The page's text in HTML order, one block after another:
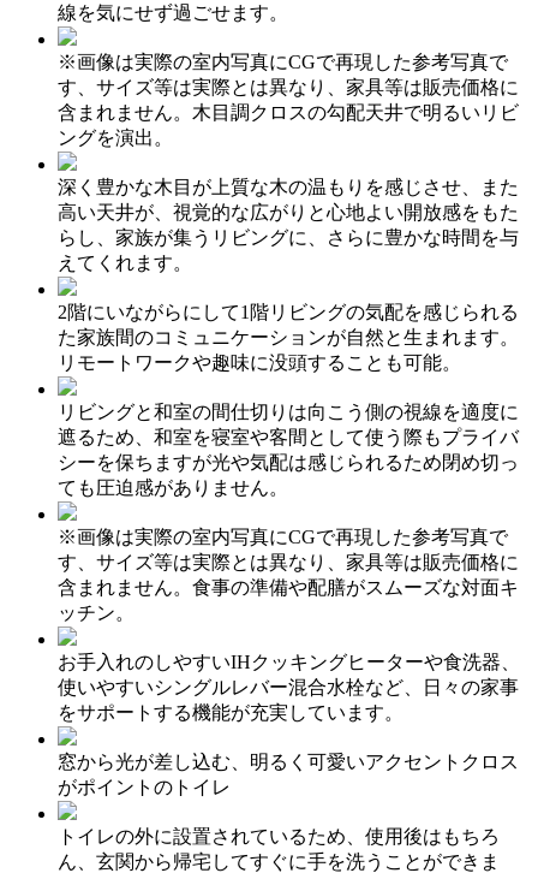
線を気にせず過ごせます。
※画像は実際の室内写真にCGで再現した参考写真で
す、サイズ等は実際とは異なり、家具等は販売価格に
含まれません。木目調クロスの勾配天井で明るいリビ
ングを演出。
深く豊かな木目が上質な木の温もりを感じさせ、また
高い天井が、視覚的な広がりと心地よい開放感をもた
らし、家族が集うリビングに、さらに豊かな時間を与
えてくれます。
2階にいながらにして1階リビングの気配を感じられる
た家族間のコミュニケーションが自然と生まれます。
リモートワークや趣味に没頭することも可能。
リビングと和室の間仕切りは向こう側の視線を適度に
遮るため、和室を寝室や客間として使う際もプライバ
シーを保ちますが光や気配は感じられるため閉め切っ
ても圧迫感がありません。
※画像は実際の室内写真にCGで再現した参考写真で
す、サイズ等は実際とは異なり、家具等は販売価格に
含まれません。食事の準備や配膳がスムーズな対面キ
ッチン。
お手入れのしやすいIHクッキングヒーターや食洗器、
使いやすいシングルレバー混合水栓など、日々の家事
をサポートする機能が充実しています。
窓から光が差し込む、明るく可愛いアクセントクロス
がポイントのトイレ
トイレの外に設置されているため、使用後はもちろ
ん、玄関から帰宅してすぐに手を洗うことができま